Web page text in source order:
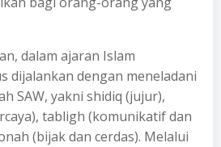
dalam ajaran Islam
dijalankan dengan meneladani
SAW, yakni shidiq (jujur),
tabligh (komunikatif dan
(bijak dan cerdas). Melalui